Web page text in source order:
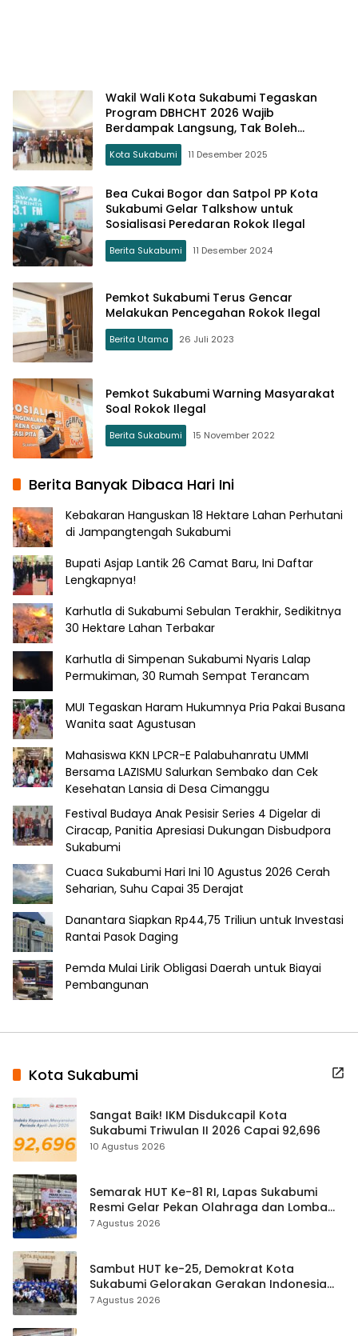
Wakil Wali Kota Sukabumi Tegaskan
Program DBHCHT 2026 Wajib
Berdampak Langsung, Tak Boleh
Seremonial
Kota Sukabumi 11 Desember 2025
Bea Cukai Bogor dan Satpol PP Kota
Sukabumi Gelar Talkshow untuk
Sosialisasi Peredaran Rokok Ilegal
Berita Sukabumi 11 Desember 2024
Pemkot Sukabumi Terus Gencar
Melakukan Pencegahan Rokok Ilegal
Berita Utama 26 Juli 2023
Pemkot Sukabumi Warning Masyarakat
Soal Rokok Ilegal
Berita Sukabumi 15 November 2022
Berita Banyak Dibaca Hari Ini
Kebakaran Hanguskan 18 Hektare Lahan Perhutani
di Jampangtengah Sukabumi
Bupati Asjap Lantik 26 Camat Baru, Ini Daftar
Lengkapnya!
Karhutla di Sukabumi Sebulan Terakhir, Sedikitnya
30 Hektare Lahan Terbakar
Karhutla di Simpenan Sukabumi Nyaris Lalap
Permukiman, 30 Rumah Sempat Terancam
MUI Tegaskan Haram Hukumnya Pria Pakai Busana
Wanita saat Agustusan
Mahasiswa KKN LPCR-E Palabuhanratu UMMI
Bersama LAZISMU Salurkan Sembako dan Cek
Kesehatan Lansia di Desa Cimanggu
Festival Budaya Anak Pesisir Series 4 Digelar di
Ciracap, Panitia Apresiasi Dukungan Disbudpora
Sukabumi
Cuaca Sukabumi Hari Ini 10 Agustus 2026 Cerah
Seharian, Suhu Capai 35 Derajat
Danantara Siapkan Rp44,75 Triliun untuk Investasi
Rantai Pasok Daging
Pemda Mulai Lirik Obligasi Daerah untuk Biayai
Pembangunan
Kota Sukabumi
Sangat Baik! IKM Disdukcapil Kota
Sukabumi Triwulan II 2026 Capai 92,696
10 Agustus 2026
Semarak HUT Ke-81 RI, Lapas Sukabumi
Resmi Gelar Pekan Olahraga dan Lomba
Tradisional
7 Agustus 2026
Sambut HUT ke-25, Demokrat Kota
Sukabumi Gelorakan Gerakan Indonesia
ASRI Lewat Aksi Bersih Masjid Agung
7 Agustus 2026